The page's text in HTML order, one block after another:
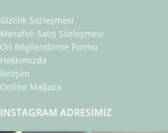
Gizlilik Sözleşmesi
Mesafeli Satış Sözleşmesi
Ön Bilgilendirme Formu
Hakkımızda
İletişim
Online Mağaza
INSTAGRAM ADRESIMIZ